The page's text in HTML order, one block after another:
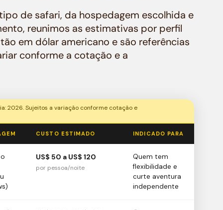
de safari, da hospedagem escolhida e
reunimos as estimativas por perfil
em dólar americano e são referências
conforme a cotação e a
2026. Sujeitos a variação conforme cotação e
CUSTO ESTIMADO INDICADO PARA
US$ 50 a US$ 120
por pessoa/noite
Quem tem
flexibilidade e
curte aventura
independente